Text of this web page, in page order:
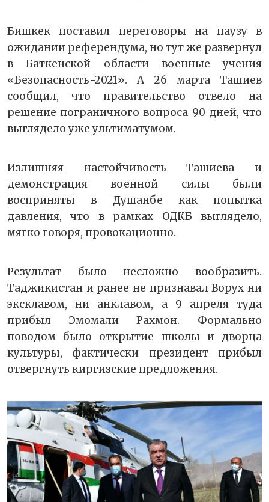
Бишкек поставил переговоры на паузу в
ожидании референдума, но тут же развернул
в Баткенской области военные учения
«Безопасность-2021». А 26 марта Ташиев
сообщил, что правительство отвело на
решение пограничного вопроса 90 дней, что
выглядело уже ультиматумом.
Излишняя настойчивость Ташиева и
демонстрация военной силы были
восприняты в Душанбе как попытка
давления, что в рамках ОДКБ выглядело,
мягко говоря, провокационно.
Результат было несложно вообразить.
Таджикистан и ранее не признавал Ворух ни
эксклавом, ни анклавом, а 9 апреля туда
прибыл Эмомали Рахмон. Формально
поводом было открытие школы и дворца
культуры, фактически президент прибыл
отвергнуть киргизские предложения.